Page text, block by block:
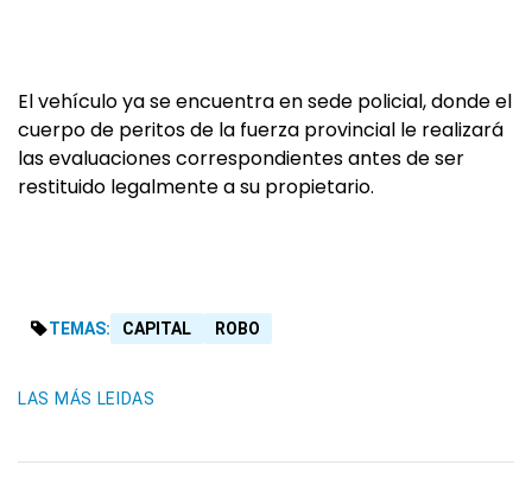
El vehículo ya se encuentra en sede policial, donde el
cuerpo de peritos de la fuerza provincial le realizará
las evaluaciones correspondientes antes de ser
restituido legalmente a su propietario.
TEMAS: CAPITAL ROBO
LAS MÁS LEIDAS